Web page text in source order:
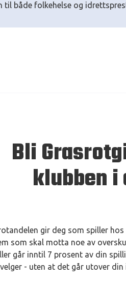
til både folkehelse og
Bli
klubben
gir deg som spiller
som skal motta noe av
går inntil 7 prosent av din
velger - uten at det går utover din